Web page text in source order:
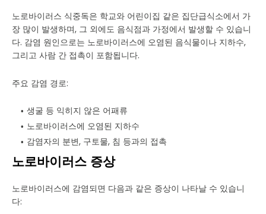
노로바이러스 식중독은 학교와 어린이집 같은 집단급식소에서 가
장 많이 발생하며, 그 외에도 음식점과 가정에서 발생할 수 있습니
다. 감염 원인으로는 노로바이러스에 오염된 음식물이나 지하수,
그리고 사람 간 접촉이 포함됩니다.
주요 감염 경로:
생굴 등 익히지 않은 어패류
노로바이러스에 오염된 지하수
감염자의 분변, 구토물, 침 등과의 접촉
노로바이러스 증상
노로바이러스에 감염되면 다음과 같은 증상이 나타날 수 있습니
다: